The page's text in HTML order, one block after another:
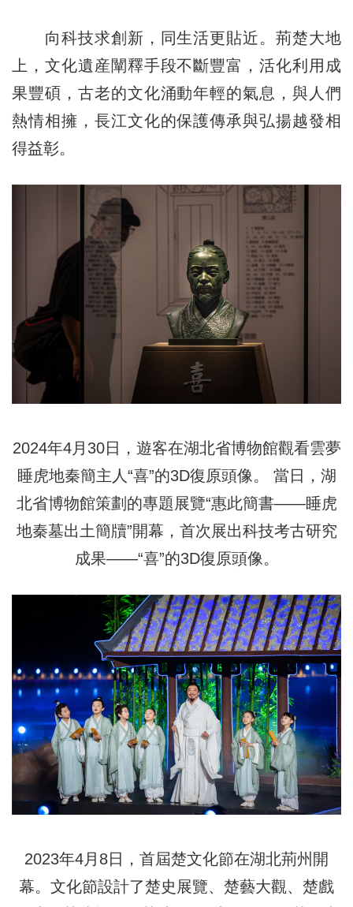
向科技求創新，同生活更貼近。荊楚大地
上，文化遺産闡釋手段不斷豐富，活化利用成
果豐碩，古老的文化涌動年輕的氣息，與人們
熱情相擁，長江文化的保護傳承與弘揚越發相
得益彰。
2024年4月30日，遊客在湖北省博物館觀看雲夢
睡虎地秦簡主人“喜”的3D復原頭像。 當日，湖
北省博物館策劃的專題展覽“惠此簡書——睡虎
地秦墓出土簡牘”開幕，首次展出科技考古研究
成果——“喜”的3D復原頭像。
2023年4月8日，首屆楚文化節在湖北荊州開
幕。文化節設計了楚史展覽、楚藝大觀、楚戲